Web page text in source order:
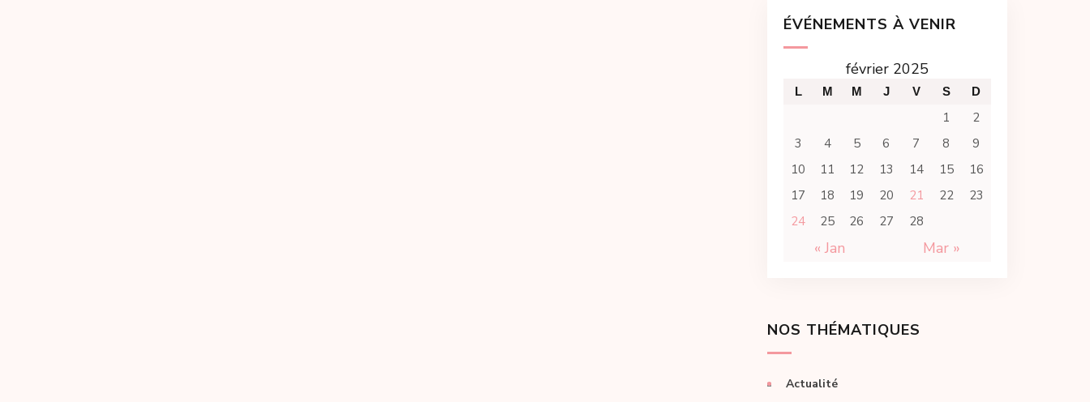
ÉVÉNEMENTS À VENIR
février 2025
L M M J V S D
1
2
3
4 5 6 7 8
9
10
11 12 13 14 15
16
17
18 19 20 21 22
23
24
25 26 27 28
« Jan Mar »
NOS THÉMATIQUES
Actualité